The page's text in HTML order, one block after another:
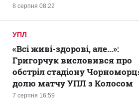
8 серпня 08:22
УПЛ
7 серпня 16:59
«Всі живі-здорові, але...»:
Григорчук висловився про
обстріл стадіону
долю матчу УПЛ з Колосом